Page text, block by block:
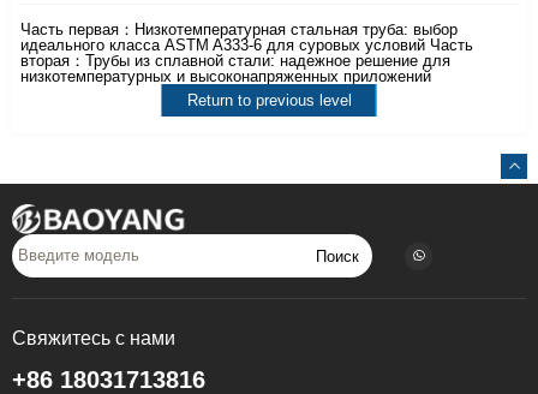
Часть первая： Низкотемпературная стальная труба: выбор
идеального класса ASTM A333-6 для суровых условий Часть
вторая：Трубы из сплавной стали: надежное решение для
низкотемпературных и высоконапряженных приложений
Return to previous level
Поиск
Свяжитесь с нами
+86 18031713816